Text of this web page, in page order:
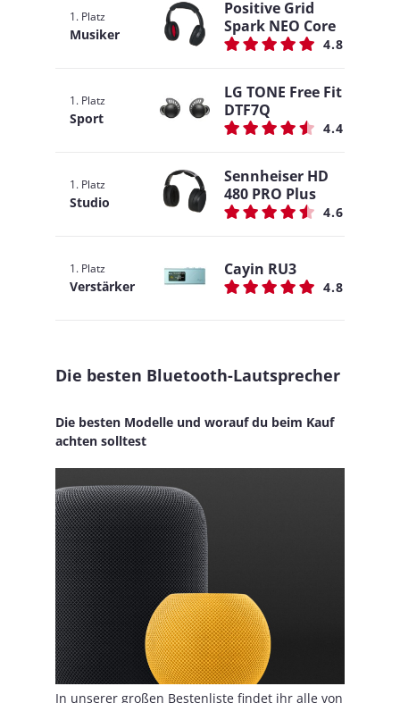
1. Platz
Musiker
Positive Grid
Spark NEO Core
4.8
1. Platz
Sport
LG TONE Free Fit
DTF7Q
4.4
1. Platz
Studio
Sennheiser HD
480 PRO Plus
4.6
1. Platz
Verstärker
Cayin RU3
4.8
Die besten Bluetooth-Lautsprecher
Die besten Modelle und worauf du beim Kauf
achten solltest
In unserer großen Bestenliste findet ihr alle von